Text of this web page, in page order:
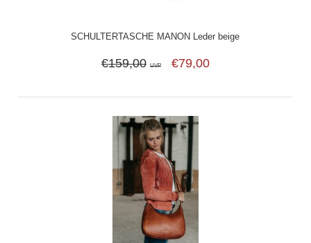
SCHULTERTASCHE MANON Leder beige
€159,00 UVP €79,00